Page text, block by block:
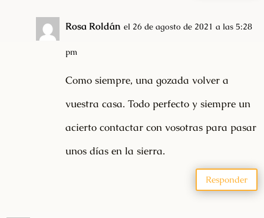
Rosa Roldán el 26 de agosto de 2021 a las 5:28
pm
Como siempre, una gozada volver a
vuestra casa. Todo perfecto y siempre un
acierto contactar con vosotras para pasar
unos días en la sierra.
Responder